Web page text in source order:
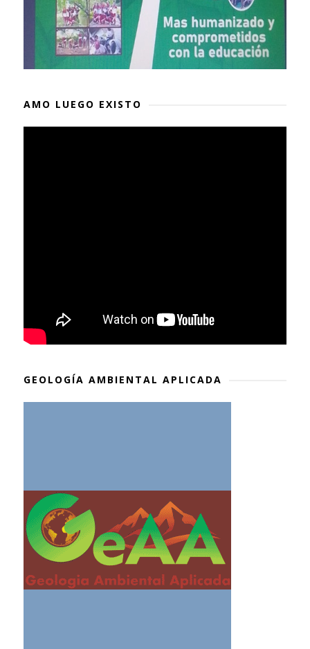
AMO LUEGO EXISTO
GEOLOGÍA AMBIENTAL APLICADA